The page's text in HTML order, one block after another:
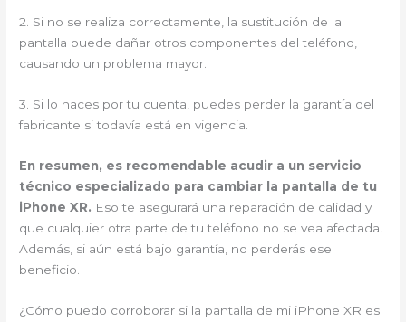
2. Si no se realiza correctamente, la sustitución de la
pantalla puede dañar otros componentes del teléfono,
causando un problema mayor.
3. Si lo haces por tu cuenta, puedes perder la garantía del
fabricante si todavía está en vigencia.
En resumen, es recomendable acudir a un servicio
técnico especializado para cambiar la pantalla de tu
iPhone XR. Eso te asegurará una reparación de calidad y
que cualquier otra parte de tu teléfono no se vea afectada.
Además, si aún está bajo garantía, no perderás ese
beneficio.
¿Cómo puedo corroborar si la pantalla de mi iPhone XR es